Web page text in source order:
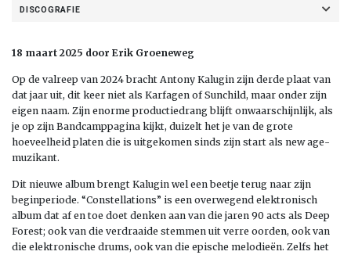
DISCOGRAFIE
18 maart 2025 door Erik Groeneweg
Op de valreep van 2024 bracht Antony Kalugin zijn derde plaat van
dat jaar uit, dit keer niet als Karfagen of Sunchild, maar onder zijn
eigen naam. Zijn enorme productiedrang blijft onwaarschijnlijk, als
je op zijn Bandcamppagina kijkt, duizelt het je van de grote
hoeveelheid platen die is uitgekomen sinds zijn start als new age-
muzikant.
Dit nieuwe album brengt Kalugin wel een beetje terug naar zijn
beginperiode. “Constellations” is een overwegend elektronisch
album dat af en toe doet denken aan van die jaren 90 acts als Deep
Forest; ook van die verdraaide stemmen uit verre oorden, ook van
die elektronische drums, ook van die epische melodieën. Zelfs het